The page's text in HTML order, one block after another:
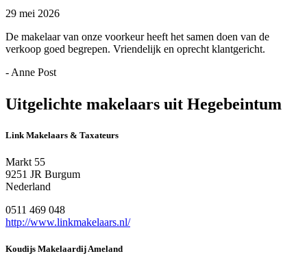
29 mei 2026
De makelaar van onze voorkeur heeft het samen doen van de
verkoop goed begrepen. Vriendelijk en oprecht klantgericht.
- Anne Post
Uitgelichte makelaars uit Hegebeintum
Link Makelaars & Taxateurs
Markt 55
9251 JR Burgum
Nederland
0511 469 048
http://www.linkmakelaars.nl/
Koudijs Makelaardij Ameland